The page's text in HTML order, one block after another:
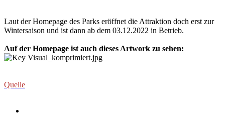
Laut der Homepage des Parks eröffnet die Attraktion doch erst zur
Wintersaison und ist dann ab dem 03.12.2022 in Betrieb.
Auf der Homepage ist auch dieses Artwork zu sehen:
Quelle